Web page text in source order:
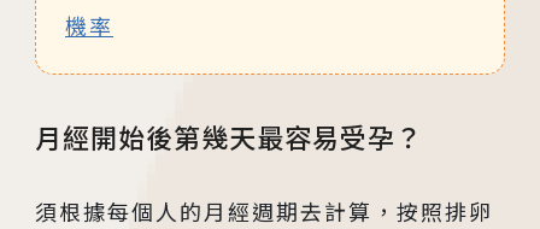
機率
月經開始後第幾天最容易受孕？
須根據每個人的月經週期去計算，按照排卵